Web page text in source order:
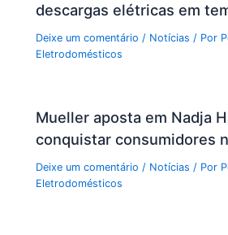
descargas elétricas em
Deixe um comentário / Notícias / Por
Eletrodomésticos
Mueller aposta em Nadja
conquistar consumidores
Deixe um comentário / Notícias / Por
Eletrodomésticos